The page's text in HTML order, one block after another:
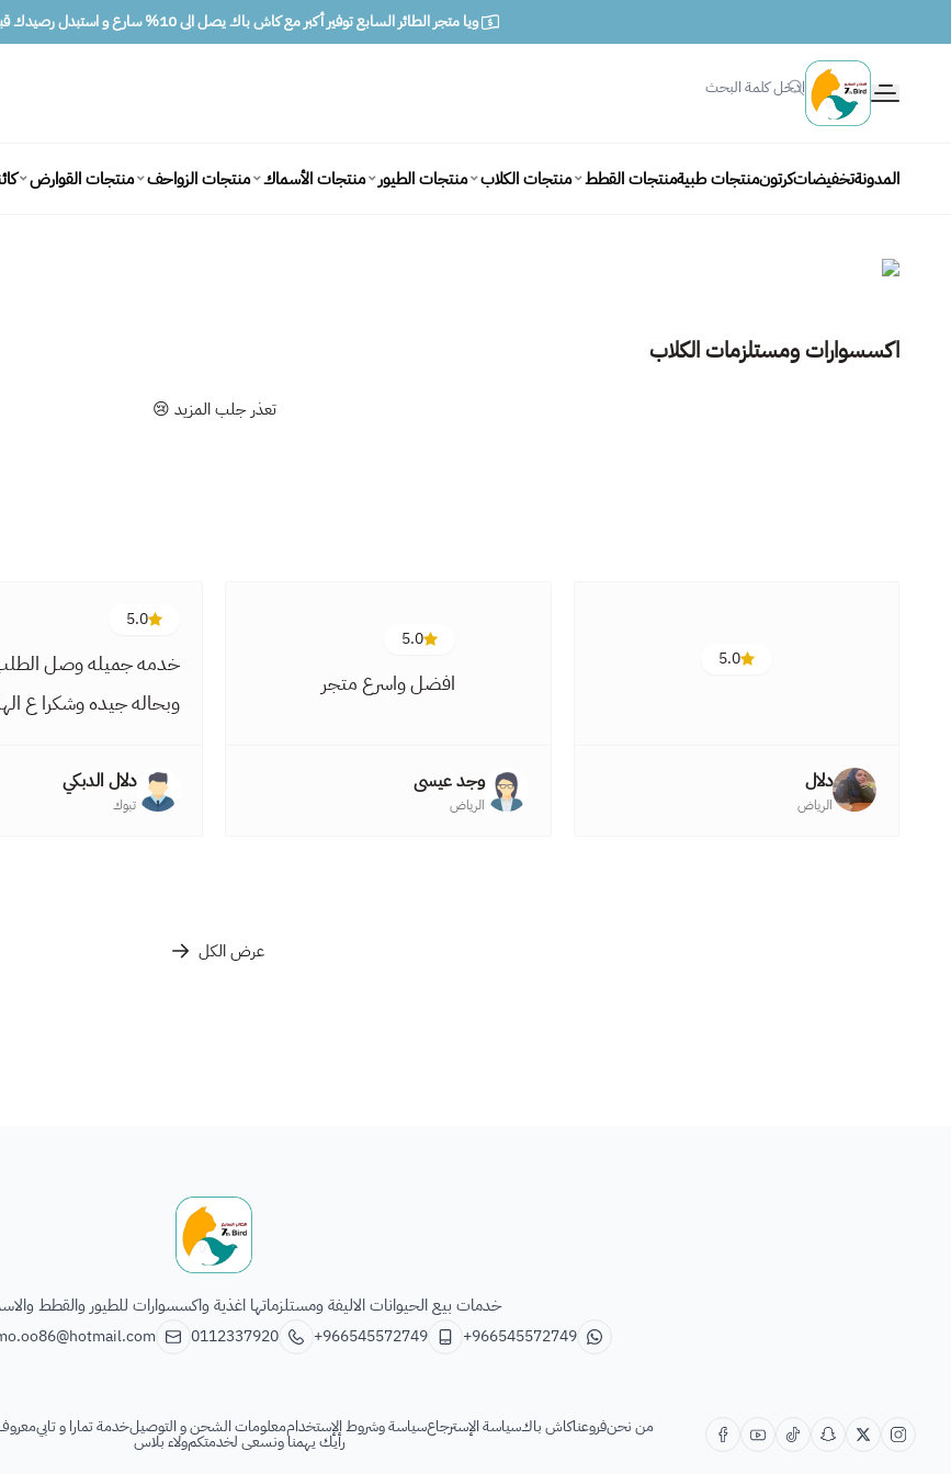
ويا متجر الطائر السابع توفير أكبر مع كاش باك يصل الى 10% سارع و استبدل رصيدك قبل شهرين
الطائر السابع للحيوانات
المدونةتخفيضاتكرتونمنتجات طبيةمنتجات القطط منتجات الكلاب منتجات الطيور منتجات الأسماك منتجات الزواحف منتجات القوارض
اكسسوارات ومستلزمات الكلاب
تعذر جلب المزيد 😢
5.0
دلال
الرياض
5.0
افضل واسرع متجر
وجد عيسى
الرياض
5.0
خدمه جميله وصل
وبحاله جيده وشكرا ع
دلال الدبكي
تبوك
عرض الكل
خدمات بيع الحيوانات الاليفة ومستلزماتها اغذية واكسسوارات للطيور والقطط
+966545572749
+966545572749
0112337920
من نحنفروعناكاش باكسياسة الإسترجاعسياسة وشروط الإستخداممعلومات الشحن و التوصيلخدمة تمارا و تابي
رأيك يهمنا ونسعى لخدمتكمولاء بلاس